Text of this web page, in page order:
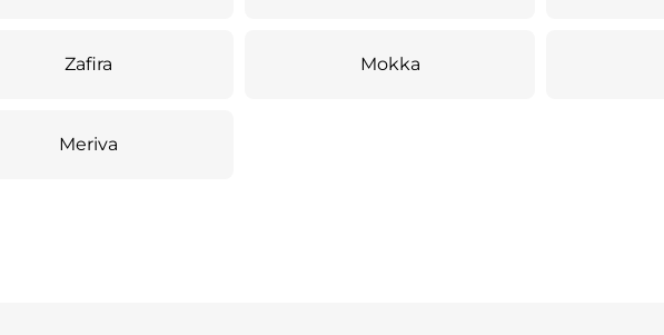
Zafira Mokka
Meriva